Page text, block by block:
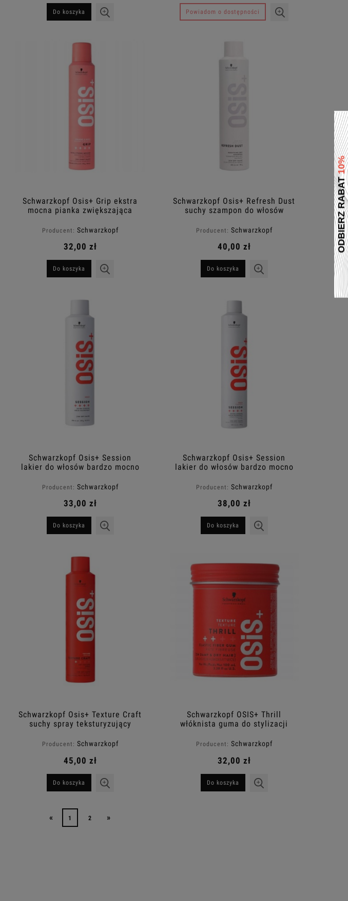
Do koszyka Powiadom o dostępności
Schwarzkopf Osis+ Grip ekstra
mocna pianka zwiększająca
Producent: Schwarzkopf
32,00 zł
Do koszyka
Schwarzkopf Osis+ Refresh Dust
suchy szampon do włosów
Producent: Schwarzkopf
40,00 zł
Do koszyka
Schwarzkopf Osis+ Session
lakier do włosów bardzo mocno
Producent: Schwarzkopf
33,00 zł
Do koszyka
Schwarzkopf Osis+ Session
lakier do włosów bardzo mocno
Producent: Schwarzkopf
38,00 zł
Do koszyka
Schwarzkopf Osis+ Texture Craft
suchy spray teksturyzujący
Producent: Schwarzkopf
45,00 zł
Do koszyka
Schwarzkopf OSIS+ Thrill
włóknista guma do stylizacji
Producent: Schwarzkopf
32,00 zł
Do koszyka
« 1 2 »